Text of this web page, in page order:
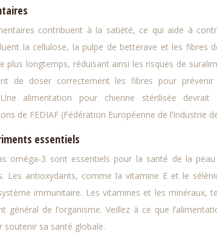
contribuent à la satiété, ce qui aide à
la cellulose, la pulpe de betterave et les fibres
plus longtemps, réduisant ainsi les risques de
de doser correctement les fibres pour
Une alimentation pour chienne stérilisée
de FEDIAF (Fédération Européenne de l’Industrie
essentiels
oméga-3 sont essentiels pour la santé de la
Les antioxydants, comme la vitamine E et le
immunitaire. Les vitamines et les minéraux,
général de l’organisme. Veillez à ce que
soutenir sa santé globale.